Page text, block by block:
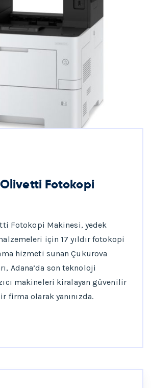
Fotokopi
Fotokopi Makinesi, yedek
için 17 yıldır fotokopi
hizmeti sunan Çukurova
Adana’da son teknoloji
makineleri kiralayan güvenilir
firma olarak yanınızda.